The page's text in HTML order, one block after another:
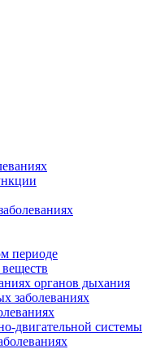
периоде
органов дыхания
заболеваниях
двигательной системы